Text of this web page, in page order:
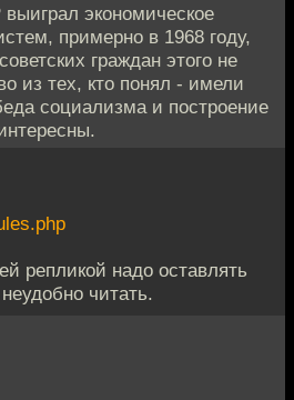
экономическое
примерно в 1968 году,
граждан этого не
из тех, кто понял - имели
социализма и построение
репликой надо оставлять
читать.